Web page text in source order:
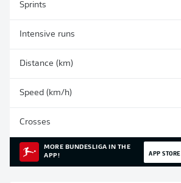
Sprints
Intensive runs
Distance (km)
Speed (km/h)
Crosses
MORE BUNDESLIGA IN THE
APP!
APP STORE